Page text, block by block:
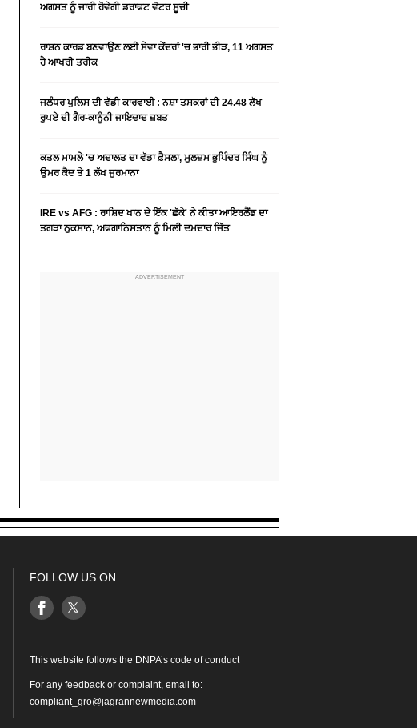
ਅਗਸਤ ਨੂੰ ਜਾਰੀ ਹੋਵੇਗੀ ਡਰਾਫਟ ਵੋਟਰ ਸੂਚੀ
ਰਾਸ਼ਨ ਕਾਰਡ ਬਣਵਾਉਣ ਲਈ ਸੇਵਾ ਕੇਂਦਰਾਂ 'ਚ ਭਾਰੀ ਭੀੜ, 11 ਅਗਸਤ
ਹੈ ਆਖਰੀ ਤਰੀਕ
ਜਲੰਧਰ ਪੁਲਿਸ ਦੀ ਵੱਡੀ ਕਾਰਵਾਈ : ਨਸ਼ਾ ਤਸਕਰਾਂ ਦੀ 24.48 ਲੱਖ
ਰੁਪਏ ਦੀ ਗੈਰ-ਕਾਨੂੰਨੀ ਜਾਇਦਾਦ ਜ਼ਬਤ
ਕਤਲ ਮਾਮਲੇ 'ਚ ਅਦਾਲਤ ਦਾ ਵੱਡਾ ਫ਼ੈਸਲਾ, ਮੁਲਜ਼ਮ ਭੁਪਿੰਦਰ ਸਿੰਘ ਨੂੰ
ਉਮਰ ਕੈਦ ਤੇ 1 ਲੱਖ ਜੁਰਮਾਨਾ
IRE vs AFG : ਰਾਸ਼ਿਦ ਖਾਨ ਦੇ ਇੱਕ 'ਛੱਕੇ' ਨੇ ਕੀਤਾ ਆਇਰਲੈਂਡ ਦਾ
ਤਗੜਾ ਨੁਕਸਾਨ, ਅਫਗਾਨਿਸਤਾਨ ਨੂੰ ਮਿਲੀ ਦਮਦਾਰ ਜਿੱਤ
FOLLOW US ON
This website follows the DNPA’s code of conduct
For any feedback or complaint, email to:
compliant_gro@jagrannewmedia.com